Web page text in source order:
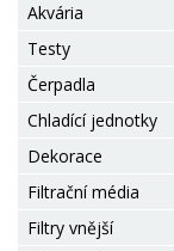
Akvária
Testy
Čerpadla
Chladící jednotky
Dekorace
Filtrační média
Filtry vnější